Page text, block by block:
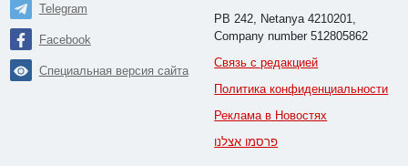
Telegram
Facebook
Специальная версия сайта
PB 242, Netanya 4210201,
Company number 512805862
Связь с редакцией
Политика конфиденциальности
Реклама в Новостях
פרסמו אצלנו